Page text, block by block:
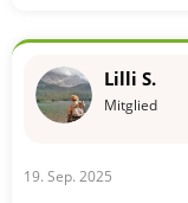
o
e
n
Lilli S.
Mitglied
19. Sep. 2025